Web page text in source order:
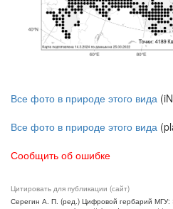
Все фото в природе этого вида
Все фото в природе этого вида
Сообщить об ошибке
Цитировать для публикации (сайт)
Серегин А. П. (ред.) Цифровой гербарий МГУ: